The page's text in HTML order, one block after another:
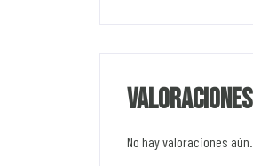
Valoraciones
No hay valoraciones aún.